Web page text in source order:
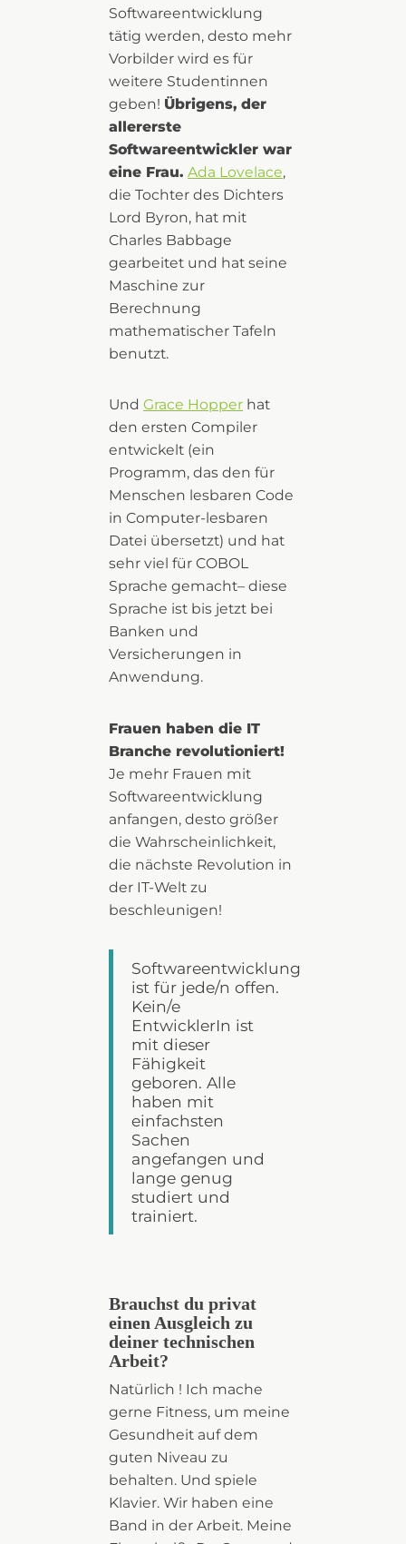
Softwareentwicklung
tätig werden, desto mehr
Vorbilder wird es für
weitere Studentinnen
geben! Übrigens, der
allererste
Softwareentwickler war
eine Frau. Ada Lovelace,
die Tochter des Dichters
Lord Byron, hat mit
Charles Babbage
gearbeitet und hat seine
Maschine zur
Berechnung
mathematischer Tafeln
benutzt.
Und Grace Hopper hat
den ersten Compiler
entwickelt (ein
Programm, das den für
Menschen lesbaren Code
in Computer-lesbaren
Datei übersetzt) und hat
sehr viel für COBOL
Sprache gemacht– diese
Sprache ist bis jetzt bei
Banken und
Versicherungen in
Anwendung.
Frauen haben die IT
Branche revolutioniert!
Je mehr Frauen mit
Softwareentwicklung
anfangen, desto größer
die Wahrscheinlichkeit,
die nächste Revolution in
der IT-Welt zu
beschleunigen!
Softwareentwicklung
ist für jede/n offen.
Kein/e
EntwicklerIn ist
mit dieser
Fähigkeit
geboren. Alle
haben mit
einfachsten
Sachen
angefangen und
lange genug
studiert und
trainiert.
Brauchst du privat
einen Ausgleich zu
deiner technischen
Arbeit?
Natürlich ! Ich mache
gerne Fitness, um meine
Gesundheit auf dem
guten Niveau zu
behalten. Und spiele
Klavier. Wir haben eine
Band in der Arbeit. Meine